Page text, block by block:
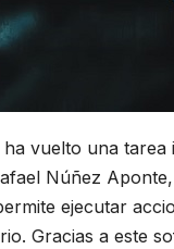
vuelto una
Núñez
ejecutar
Gracias a este